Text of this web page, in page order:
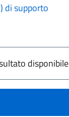
di supporto
disponibile